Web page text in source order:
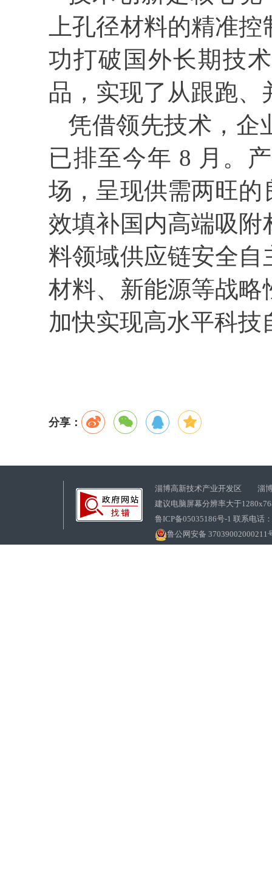
上孔径材料的精准
功打破国外长期技
品，实现了从跟跑
凭借领先技术，企
已排至今年 8 月。
场，呈现供需两旺
效填补国内高端吸
料领域供应链安全
材料、新能源等战
加快实现高水平科
分享：
淄博高新技术产业开发区 淄博
建议电脑屏幕分辨率大于
鲁ICP备05035186号-1 联系电话
鲁公网安备 37039002000211